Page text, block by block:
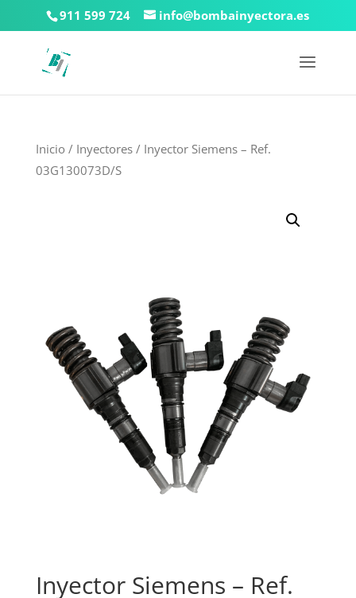
911 599 724 info@bombainyectora.es
Inicio / Inyectores/ Inyector Siemens – Ref.
03G130073D/S
Inyector Siemens – Ref.